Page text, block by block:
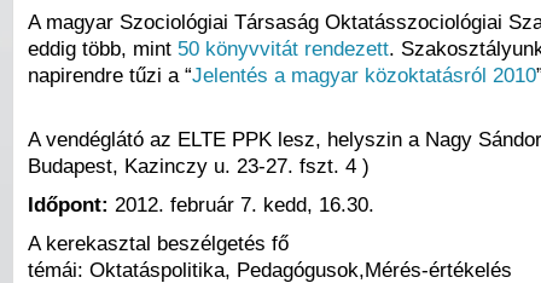
A magyar Szociológiai Társaság Oktatásszociológiai
eddig több, mint 50 könyvvitát rendezett.
napirendre tűzi a “Jelentés a magyar közoktatásról 2010
A vendéglátó az ELTE PPK lesz, helyszin a Nagy
Budapest, Kazinczy u. 23-27. fszt. 4 )
Időpont: 2012. február 7. kedd, 16.30.
A kerekasztal beszélgetés fő
témái: Oktatáspolitika, Pedagógusok,Mérés-értékelés